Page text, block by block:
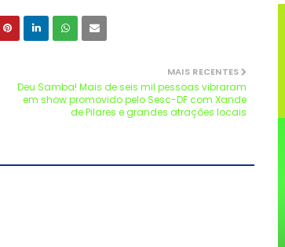
MAIS RECENTES
Deu Samba! Mais de seis mil pessoas vibraram
em show promovido pelo Sesc-DF com Xande
de Pilares e grandes atrações locais